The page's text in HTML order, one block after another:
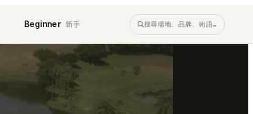
Beginner 新手 搜尋場地、品牌、術語…